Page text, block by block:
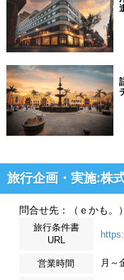
旅行企画・実施:株
問合せ先：（ｅかも。
旅行条件書
URL
営業時間 月～